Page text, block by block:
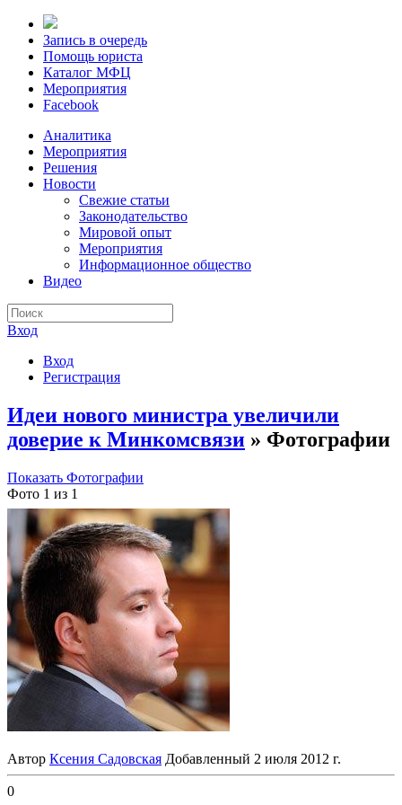
Запись в очередь
Помощь юриста
Каталог МФЦ
Мероприятия
Facebook
Аналитика
Мероприятия
Решения
Новости
Свежие статьи
Законодательство
Мировой опыт
Мероприятия
Информационное общество
Видео
Вход
Вход
Регистрация
Идеи нового министра увеличили
доверие к Минкомсвязи » Фотографии
Показать Фотографии
Фото 1 из 1
Автор Ксения Садовская Добавленный 2 июля 2012 г.
0